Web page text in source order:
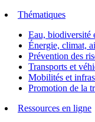
Thématiques
Eau, biodiversité
Énergie, climat,
Prévention des
Transports et
Mobilités et
Promotion de la
Ressources en ligne